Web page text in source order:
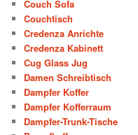
Couch Sofa
Couchtisch
Credenza Anrichte
Credenza Kabinett
Cug Glass Jug
Damen Schreibtisch
Dampfer Koffer
Dampfer Kofferraum
Dampfer-Trunk-Tische